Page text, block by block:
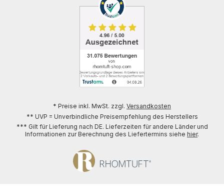
* Preise inkl. MwSt. zzgl. Versandkosten
** UVP = Unverbindliche Preisempfehlung des Herstellers
*** Gilt für Lieferung nach DE. Lieferzeiten für andere Länder und
Informationen zur Berechnung des Liefertermins siehe hier.